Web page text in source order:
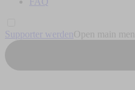
Supporter werden Open main